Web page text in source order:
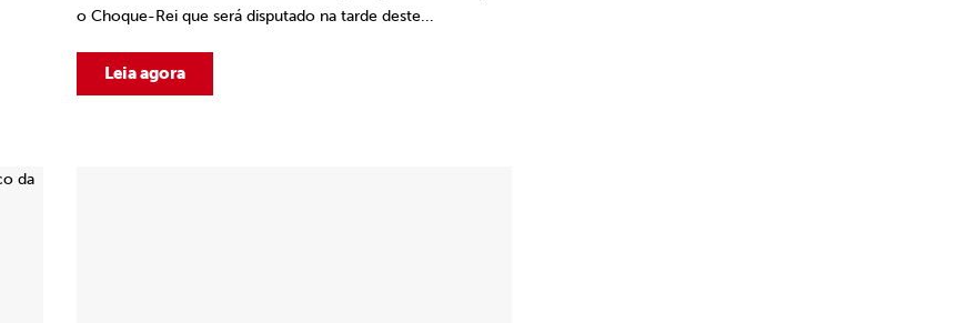
o Choque-Rei que será disputado na tarde deste...
Leia agora